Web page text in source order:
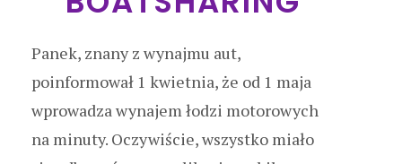
Panek, znany z wynajmu aut,
poinformował 1 kwietnia, że od 1 maja
wprowadza wynajem łodzi motorowych
na minuty. Oczywiście, wszystko miało